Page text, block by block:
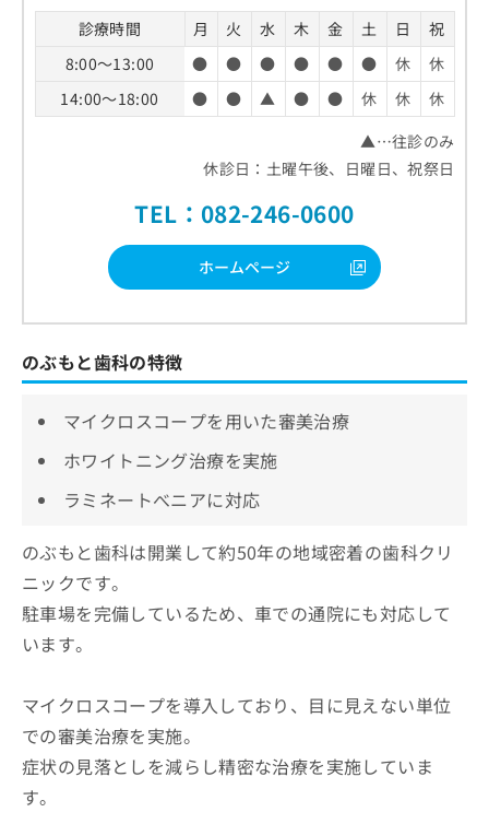
診療時間 月 火 水 木 金 土 日
祝
8:00～13:00
● ● ● ● ● ● 休
休
14:00～18:00
● ● ▲ ● ● 休 休
休
▲…往診のみ
休診日：土曜午後、日曜日、祝祭日
TEL：082-246-0600
ホームページ
のぶもと歯科の特徴
マイクロスコープを用いた審美治療
ホワイトニング治療を実施
ラミネートべニアに対応
のぶもと歯科は開業して約50年の地域密着の歯科クリ
ニックです。
駐車場を完備しているため、車での通院にも対応して
います。
マイクロスコープを導入しており、目に見えない単位
での審美治療を実施。
症状の見落としを減らし精密な治療を実施していま
す。